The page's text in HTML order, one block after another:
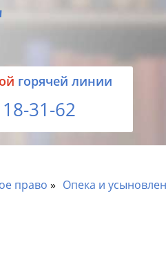
горячей линии
31-62
право Опека и